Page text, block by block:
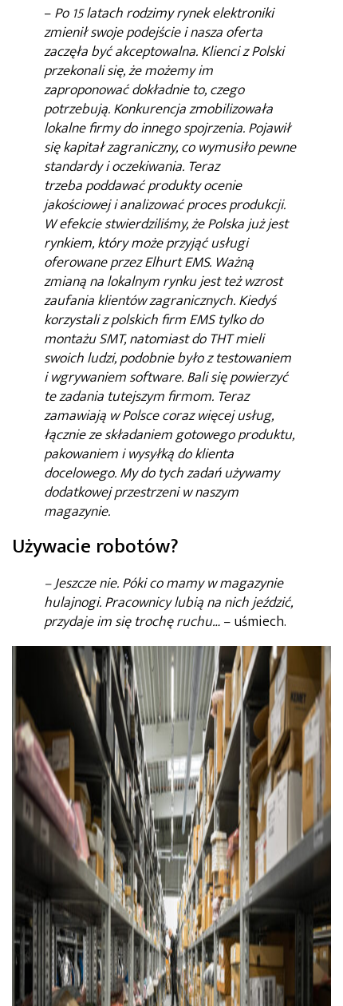
–Po 15 latach rodzimy rynek elektroniki
zmienił swoje podejście i nasza oferta
zaczęła być akceptowalna. Klienci z Polski
przekonali się, że możemy im
zaproponować dokładnie to, czego
potrzebują. Konkurencja zmobilizowała
lokalne firmy do innego spojrzenia. Pojawił
się kapitał zagraniczny, co wymusiło pewne
standardy i oczekiwania. Teraz
trzeba poddawać produkty ocenie
jakościowej i analizować proces produkcji.
W efekcie stwierdziliśmy, że Polska już jest
rynkiem, który może przyjąć usługi
oferowane przez Elhurt EMS. Ważną
zmianą na lokalnym rynku jest też wzrost
zaufania klientów zagranicznych. Kiedyś
korzystali z polskich firm EMS tylko do
montażu SMT, natomiast do THT mieli
swoich ludzi, podobnie było z testowaniem
i wgrywaniem software. Bali się powierzyć
te zadania tutejszym firmom. Teraz
zamawiają w Polsce coraz więcej usług,
łącznie ze składaniem gotowego produktu,
pakowaniem i wysyłką do klienta
docelowego. My do tych zadań używamy
dodatkowej przestrzeni w naszym
magazynie.
Używacie robotów?
– Jeszcze nie. Póki co mamy w magazynie
hulajnogi. Pracownicy lubią na nich jeździć,
przydaje im się trochę ruchu…– uśmiech.